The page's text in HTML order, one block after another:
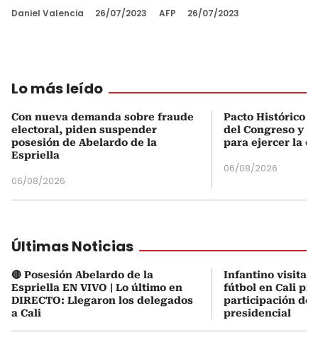
Daniel Valencia 26/07/2023 AFP 26/07/2023
Lo más leído
Con nueva demanda sobre fraude
electoral, piden suspender
posesión de Abelardo de la
Espriella
06/08/2026
Pacto Histórico
del Congreso y
para ejercer la
06/08/2026
Últimas Noticias
🔴 Posesión Abelardo de la
Espriella EN VIVO | Lo último en
DIRECTO: Llegaron los delegados
a Cali
Infantino visita
fútbol en Cali
participación de
presidencial